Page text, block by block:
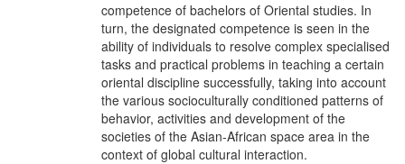
competence of bachelors of Oriental studies. In
turn, the designated competence is seen in the
ability of individuals to resolve complex specialised
tasks and practical problems in teaching a certain
oriental discipline successfully, taking into account
the various socioculturally conditioned patterns of
behavior, activities and development of the
societies of the Asian-African space area in the
context of global cultural interaction.